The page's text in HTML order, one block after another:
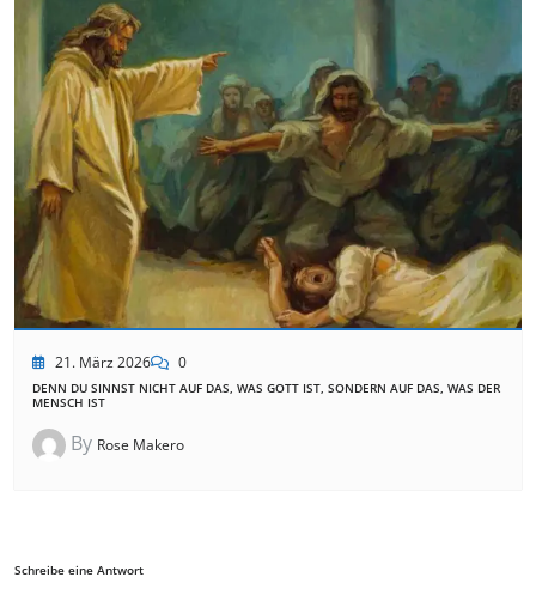
21. März 2026 0
DENN DU SINNST NICHT AUF DAS, WAS GOTT IST, SONDERN AUF DAS, WAS DER
MENSCH IST
By Rose Makero
Schreibe eine Antwort